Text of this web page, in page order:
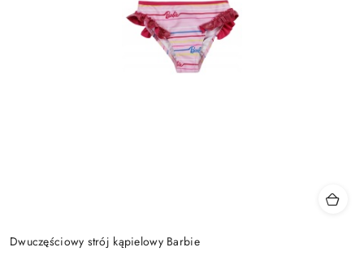
Dwuczęściowy strój kąpielowy Barbie